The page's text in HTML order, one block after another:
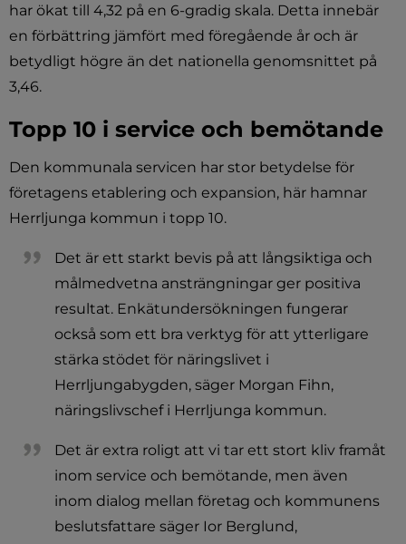
har ökat till 4,32 på en 6-gradig skala. Detta innebär
en förbättring jämfört med föregående år och är
betydligt högre än det nationella genomsnittet på
3,46.
Topp 10 i service och bemötande
Den kommunala servicen har stor betydelse för
företagens etablering och expansion, här hamnar
Herrljunga kommun i topp 10.
Det är ett starkt bevis på att långsiktiga och
målmedvetna ansträngningar ger positiva
resultat. Enkätundersökningen fungerar
också som ett bra verktyg för att ytterligare
stärka stödet för näringslivet i
Herrljungabygden, säger Morgan Fihn,
näringslivschef i Herrljunga kommun.
Det är extra roligt att vi tar ett stort kliv framåt
inom service och bemötande, men även
inom dialog mellan företag och kommunens
beslutsfattare säger Ior Berglund,